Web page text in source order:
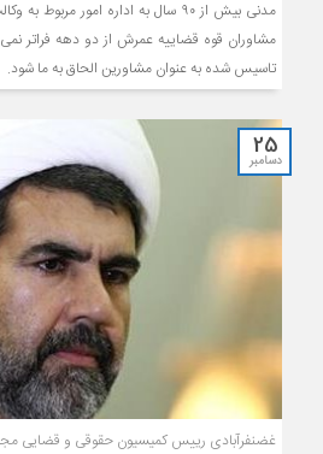
مدنی بیش از ۹۰ سال به اداره امور
مشاوران قوه قضاییه عمرش از دو دهه فراتر
تاسیس شده به عنوان مشاورین الحاق به ما شود.
25
دسامبر
غضنفرآبادی رییس کمیسیون حقوقی و قضایی